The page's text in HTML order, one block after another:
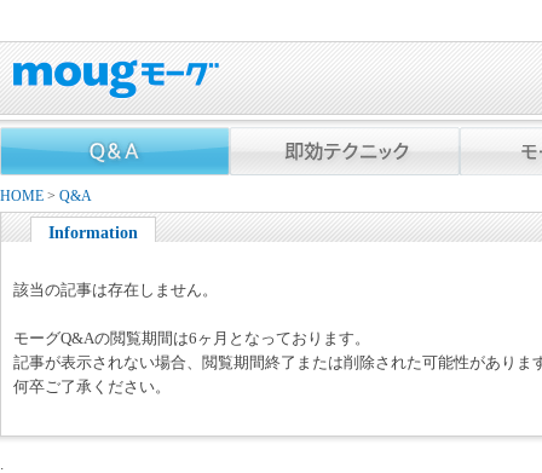
HOME > Q&A
Information
該当の記事は存在しません。
モーグQ&Aの閲覧期間は6ヶ月となっております。
記事が表示されない場合、閲覧期間終了または削除された可能性がありま
何卒ご了承ください。